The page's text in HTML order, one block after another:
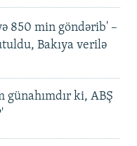
850 min göndərib' –
Bakıya verilə
günahımdır ki, ABŞ